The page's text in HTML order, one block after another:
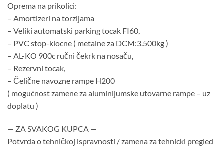
Oprema na prikolici:
– Amortizeri na torzijama
– Veliki automatski parking tocak FI60,
– PVC stop-klocne ( metalne za DCM:3.500kg )
– AL-KO 900c ručni čekrk na nosaču,
– Rezervni tocak,
– Čelične navozne rampe H200
( mogućnost zamene za aluminijumske utovarne rampe – uz
doplatu )
— ZA SVAKOG KUPCA —
Potvrda o tehničkoj ispravnosti / zamena za tehnicki pregled